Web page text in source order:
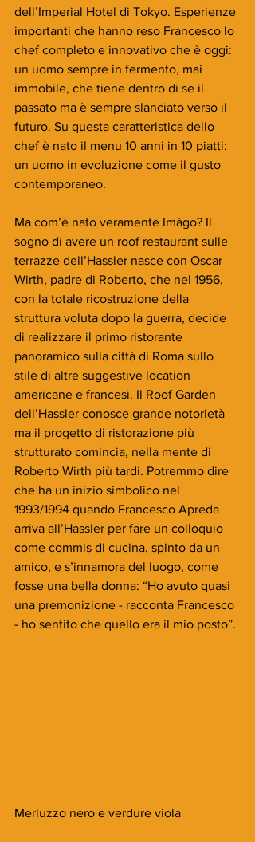
dell’Imperial Hotel di Tokyo. Esperienze
importanti che hanno reso Francesco lo
chef completo e innovativo che è oggi:
un uomo sempre in fermento, mai
immobile, che tiene dentro di se il
passato ma è sempre slanciato verso il
futuro. Su questa caratteristica dello
chef è nato il menu 10 anni in 10 piatti:
un uomo in evoluzione come il gusto
contemporaneo.
Ma com’è nato veramente Imàgo? Il
sogno di avere un roof restaurant sulle
terrazze dell’Hassler nasce con Oscar
Wirth, padre di Roberto, che nel 1956,
con la totale ricostruzione della
struttura voluta dopo la guerra, decide
di realizzare il primo ristorante
panoramico sulla città di Roma sullo
stile di altre suggestive location
americane e francesi. Il Roof Garden
dell’Hassler conosce grande notorietà
ma il progetto di ristorazione più
strutturato comincia, nella mente di
Roberto Wirth più tardi. Potremmo dire
che ha un inizio simbolico nel
1993/1994 quando Francesco Apreda
arriva all’Hassler per fare un colloquio
come commis di cucina, spinto da un
amico, e s’innamora del luogo, come
fosse una bella donna: “Ho avuto quasi
una premonizione - racconta Francesco
- ho sentito che quello era il mio posto”.
Merluzzo nero e verdure viola